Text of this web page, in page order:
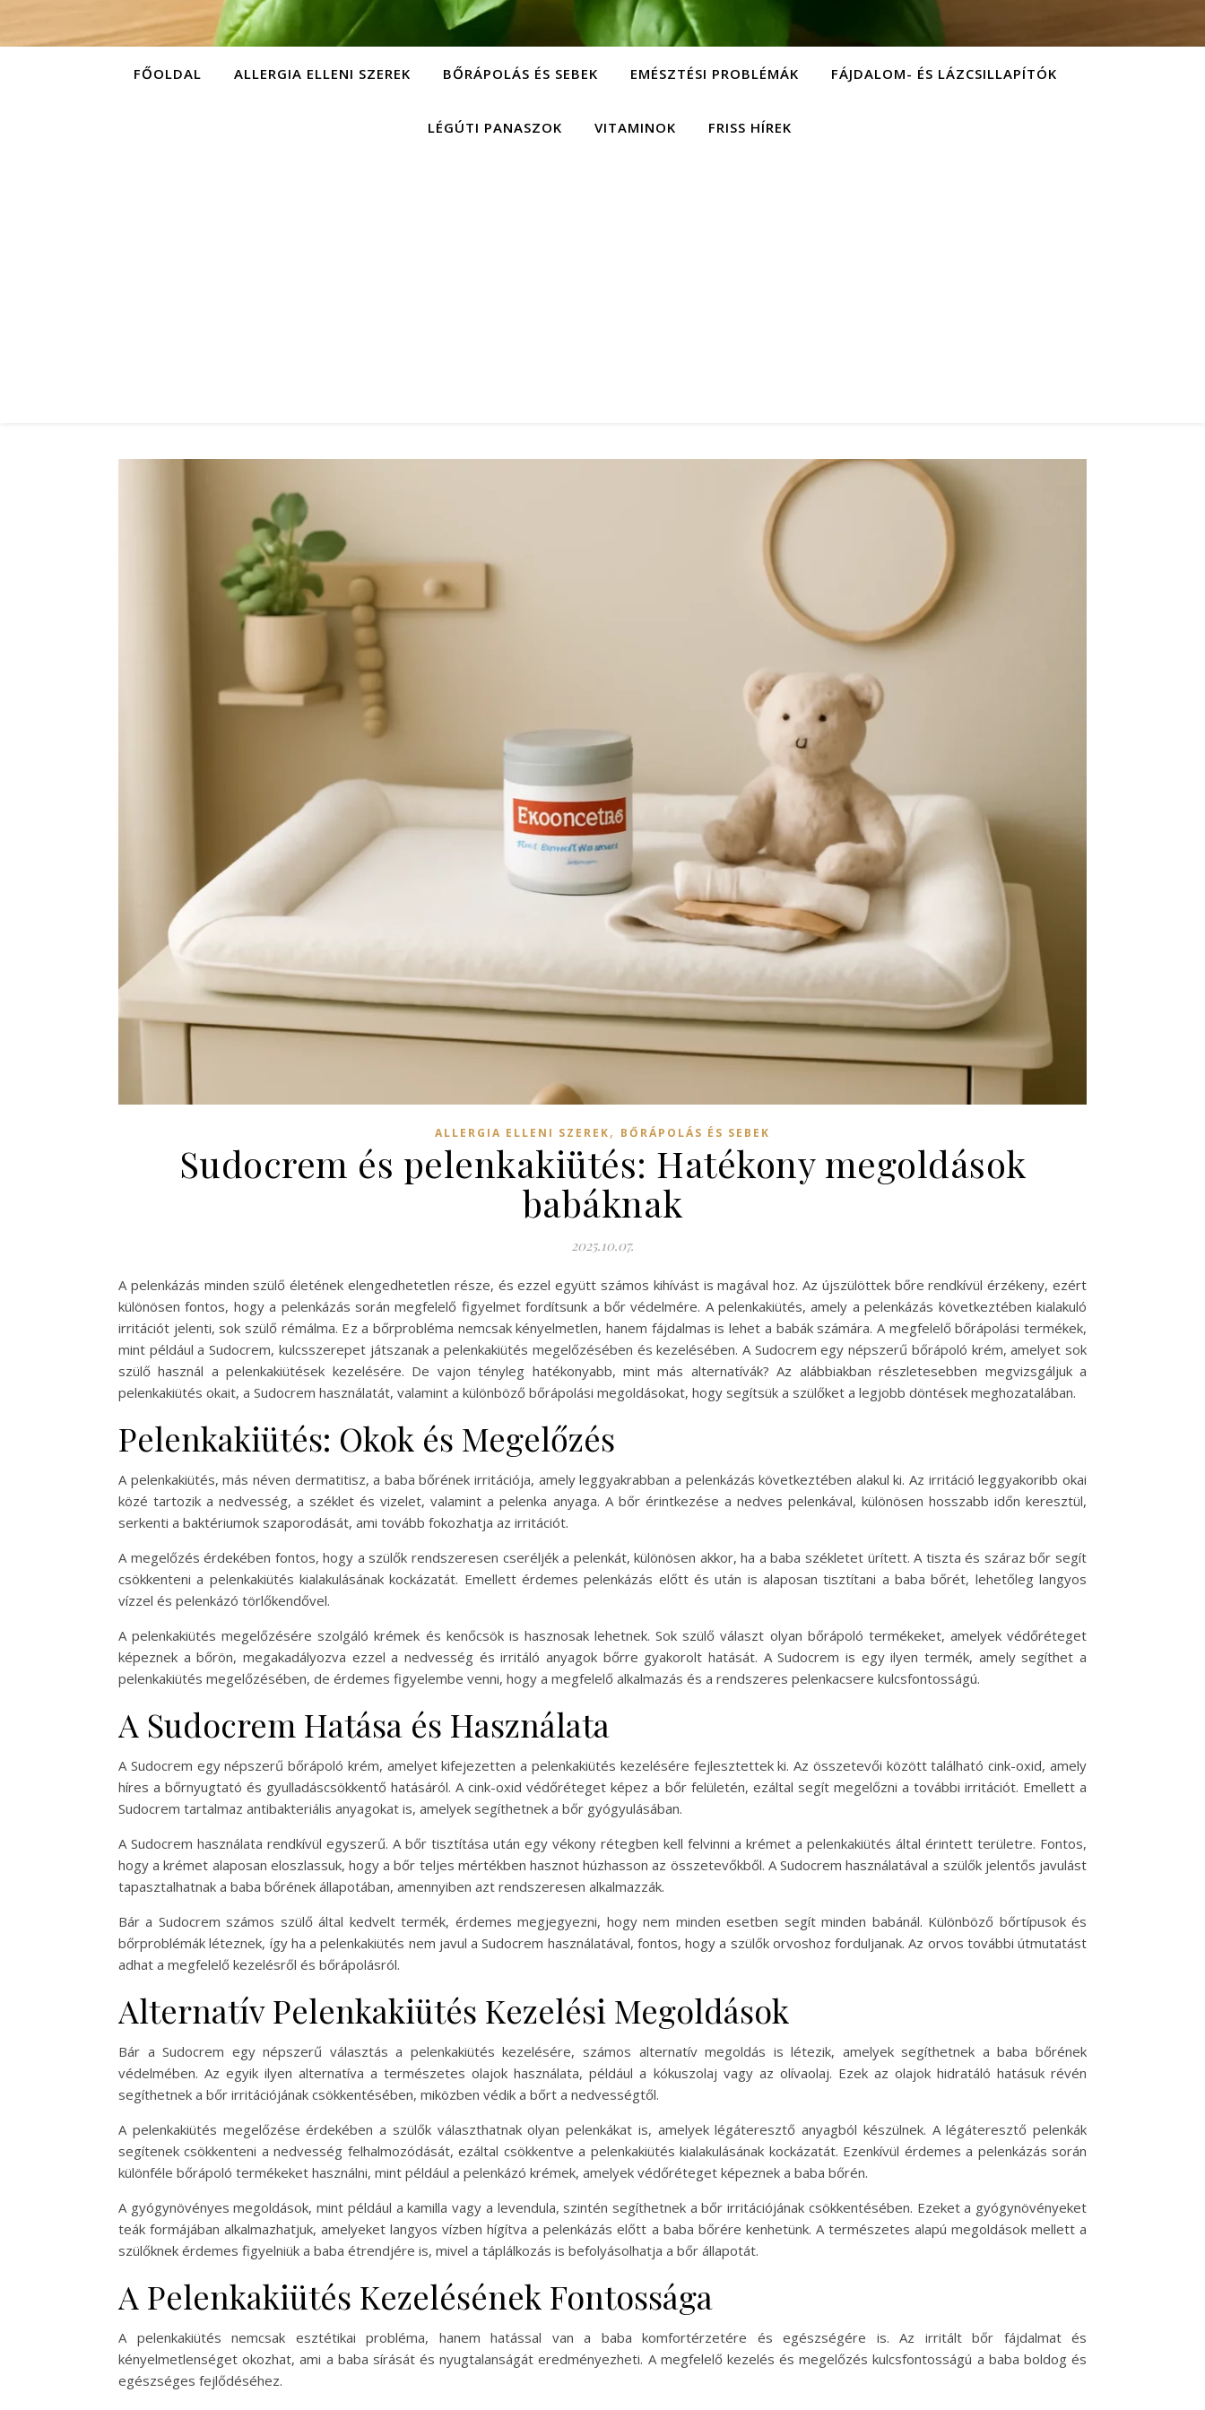
FŐOLDAL ALLERGIA ELLENI SZEREK BŐRÁPOLÁS ÉS SEBEK EMÉSZTÉSI PROBLÉMÁK FÁJDALOM- ÉS LÁZCSILLAPÍTÓK
LÉGÚTI PANASZOK VITAMINOK FRISS HÍREK
ALLERGIA ELLENI SZEREK, BŐRÁPOLÁS ÉS SEBEK
Sudocrem és pelenkakiütés: Hatékony megoldások
babáknak
2025.10.07.
A pelenkázás minden szülő életének elengedhetetlen része, és ezzel együtt számos kihívást is magával hoz. Az újszülöttek bőre rendkívül érzékeny, ezért
különösen fontos, hogy a pelenkázás során megfelelő figyelmet fordítsunk a bőr védelmére. A pelenkakiütés, amely a pelenkázás következtében kialakuló
irritációt jelenti, sok szülő rémálma. Ez a bőrprobléma nemcsak kényelmetlen, hanem fájdalmas is lehet a babák számára. A megfelelő bőrápolási termékek,
mint például a Sudocrem, kulcsszerepet játszanak a pelenkakiütés megelőzésében és kezelésében. A Sudocrem egy népszerű bőrápoló krém, amelyet sok
szülő használ a pelenkakiütések kezelésére. De vajon tényleg hatékonyabb, mint más alternatívák? Az alábbiakban részletesebben megvizsgáljuk a
pelenkakiütés okait, a Sudocrem használatát, valamint a különböző bőrápolási megoldásokat, hogy segítsük a szülőket a legjobb döntések meghozatalában.
Pelenkakiütés: Okok és Megelőzés
A pelenkakiütés, más néven dermatitisz, a baba bőrének irritációja, amely leggyakrabban a pelenkázás következtében alakul ki. Az irritáció leggyakoribb okai
közé tartozik a nedvesség, a széklet és vizelet, valamint a pelenka anyaga. A bőr érintkezése a nedves pelenkával, különösen hosszabb időn keresztül,
serkenti a baktériumok szaporodását, ami tovább fokozhatja az irritációt.
A megelőzés érdekében fontos, hogy a szülők rendszeresen cseréljék a pelenkát, különösen akkor, ha a baba székletet ürített. A tiszta és száraz bőr segít
csökkenteni a pelenkakiütés kialakulásának kockázatát. Emellett érdemes pelenkázás előtt és után is alaposan tisztítani a baba bőrét, lehetőleg langyos
vízzel és pelenkázó törlőkendővel.
A pelenkakiütés megelőzésére szolgáló krémek és kenőcsök is hasznosak lehetnek. Sok szülő választ olyan bőrápoló termékeket, amelyek védőréteget
képeznek a bőrön, megakadályozva ezzel a nedvesség és irritáló anyagok bőrre gyakorolt hatását. A Sudocrem is egy ilyen termék, amely segíthet a
pelenkakiütés megelőzésében, de érdemes figyelembe venni, hogy a megfelelő alkalmazás és a rendszeres pelenkacsere kulcsfontosságú.
A Sudocrem Hatása és Használata
A Sudocrem egy népszerű bőrápoló krém, amelyet kifejezetten a pelenkakiütés kezelésére fejlesztettek ki. Az összetevői között található cink-oxid, amely
híres a bőrnyugtató és gyulladáscsökkentő hatásáról. A cink-oxid védőréteget képez a bőr felületén, ezáltal segít megelőzni a további irritációt. Emellett a
Sudocrem tartalmaz antibakteriális anyagokat is, amelyek segíthetnek a bőr gyógyulásában.
A Sudocrem használata rendkívül egyszerű. A bőr tisztítása után egy vékony rétegben kell felvinni a krémet a pelenkakiütés által érintett területre. Fontos,
hogy a krémet alaposan eloszlassuk, hogy a bőr teljes mértékben hasznot húzhasson az összetevőkből. A Sudocrem használatával a szülők jelentős javulást
tapasztalhatnak a baba bőrének állapotában, amennyiben azt rendszeresen alkalmazzák.
Bár a Sudocrem számos szülő által kedvelt termék, érdemes megjegyezni, hogy nem minden esetben segít minden babánál. Különböző bőrtípusok és
bőrproblémák léteznek, így ha a pelenkakiütés nem javul a Sudocrem használatával, fontos, hogy a szülők orvoshoz forduljanak. Az orvos további útmutatást
adhat a megfelelő kezelésről és bőrápolásról.
Alternatív Pelenkakiütés Kezelési Megoldások
Bár a Sudocrem egy népszerű választás a pelenkakiütés kezelésére, számos alternatív megoldás is létezik, amelyek segíthetnek a baba bőrének
védelmében. Az egyik ilyen alternatíva a természetes olajok használata, például a kókuszolaj vagy az olívaolaj. Ezek az olajok hidratáló hatásuk révén
segíthetnek a bőr irritációjának csökkentésében, miközben védik a bőrt a nedvességtől.
A pelenkakiütés megelőzése érdekében a szülők választhatnak olyan pelenkákat is, amelyek légáteresztő anyagból készülnek. A légáteresztő pelenkák
segítenek csökkenteni a nedvesség felhalmozódását, ezáltal csökkentve a pelenkakiütés kialakulásának kockázatát. Ezenkívül érdemes a pelenkázás során
különféle bőrápoló termékeket használni, mint például a pelenkázó krémek, amelyek védőréteget képeznek a baba bőrén.
A gyógynövényes megoldások, mint például a kamilla vagy a levendula, szintén segíthetnek a bőr irritációjának csökkentésében. Ezeket a gyógynövényeket
teák formájában alkalmazhatjuk, amelyeket langyos vízben hígítva a pelenkázás előtt a baba bőrére kenhetünk. A természetes alapú megoldások mellett a
szülőknek érdemes figyelniük a baba étrendjére is, mivel a táplálkozás is befolyásolhatja a bőr állapotát.
A Pelenkakiütés Kezelésének Fontossága
A pelenkakiütés nemcsak esztétikai probléma, hanem hatással van a baba komfortérzetére és egészségére is. Az irritált bőr fájdalmat és
kényelmetlenséget okozhat, ami a baba sírását és nyugtalanságát eredményezheti. A megfelelő kezelés és megelőzés kulcsfontosságú a baba boldog és
egészséges fejlődéséhez.